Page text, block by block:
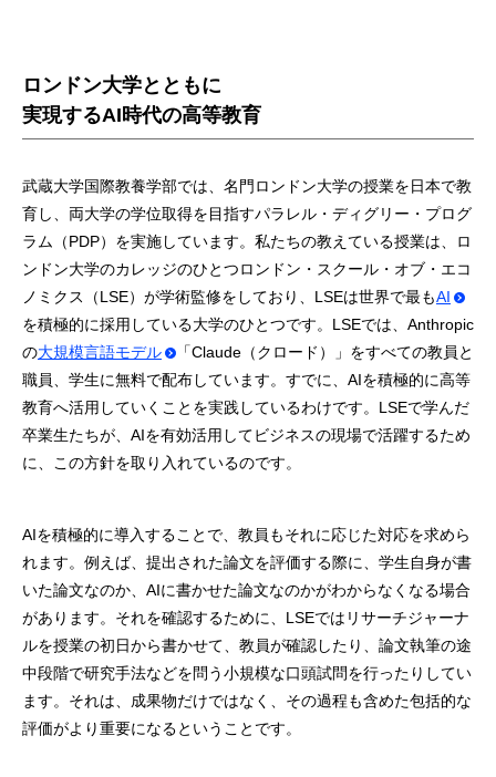
ロンドン大学とともに
実現するAI時代の高等教育
武蔵大学国際教養学部では、名門ロンドン大学の授業を日本で教
育し、両大学の学位取得を目指すパラレル・ディグリー・プログ
ラム（PDP）を実施しています。私たちの教えている授業は、ロ
ンドン大学のカレッジのひとつロンドン・スクール・オブ・エコ
ノミクス（LSE）が学術監修をしており、LSEは世界で最もAI
を積極的に採用している大学のひとつです。LSEでは、Anthropic
の大規模言語モデル
「Claude（クロード）」をすべての教員と
職員、学生に無料で配布しています。すでに、AIを積極的に高等
教育へ活用していくことを実践しているわけです。LSEで学んだ
卒業生たちが、AIを有効活用してビジネスの現場で活躍するため
に、この方針を取り入れているのです。
AIを積極的に導入することで、教員もそれに応じた対応を求めら
れます。例えば、提出された論文を評価する際に、学生自身が書
いた論文なのか、AIに書かせた論文なのかがわからなくなる場合
があります。それを確認するために、LSEではリサーチジャーナ
ルを授業の初日から書かせて、教員が確認したり、論文執筆の途
中段階で研究手法などを問う小規模な口頭試問を行ったりしてい
ます。それは、成果物だけではなく、その過程も含めた包括的な
評価がより重要になるということです。